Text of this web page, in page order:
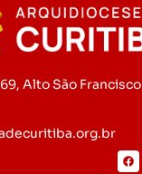
Alto São Francisco